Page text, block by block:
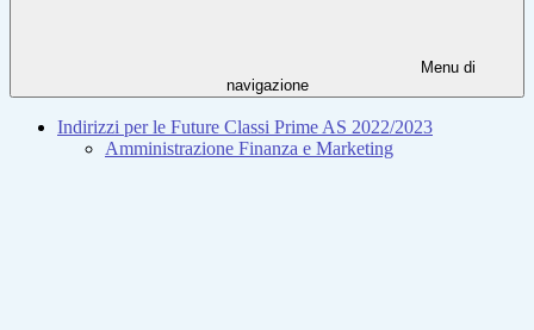
Menu di
navigazione
Indirizzi per le Future Classi Prime AS 2022/2023
Amministrazione Finanza e Marketing